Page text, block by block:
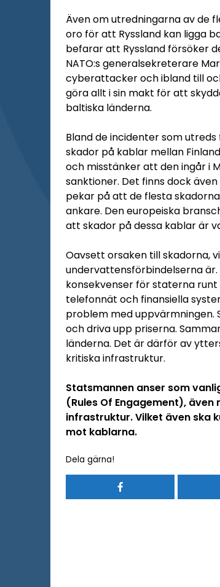
Även om utredningarna av de
oro för att Ryssland kan ligga
befarar att Ryssland försöker
NATO:s generalsekreterare
cyberattacker och ibland till
göra allt i sin makt för att
baltiska länderna.
Bland de incidenter som
skador på kablar mellan
och misstänker att den ingår i
sanktioner. Det finns dock
pekar på att de flesta
ankare. Den europeiska
att skador på dessa kablar är
Oavsett orsaken till skadorna,
undervattensförbindelserna
konsekvenser för staterna
telefonnät och finansiella
problem med uppvärmningen.
och driva upp priserna.
länderna. Det är därför av
kritiska infrastruktur.
Statsmannen anser som
(Rules Of Engagement),
infrastruktur. Vilket även ska
mot kablarna.
Dela gärna!